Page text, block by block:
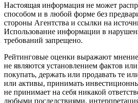
Настоящая информация не может
способом и в любой форме без
стороны Агентства и ссылки на
Использование информации в
требований запрещено.
Рейтинговые оценки выражают
не являются установлением фактов
покупать, держать или продавать те
или активы, принимать
не принимает на себя никакой
любыми последствиями,